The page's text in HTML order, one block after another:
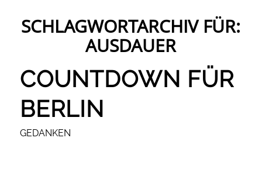
SCHLAGWORTARCHIV FÜR:
AUSDAUER
COUNTDOWN FÜR
BERLIN
GEDANKEN